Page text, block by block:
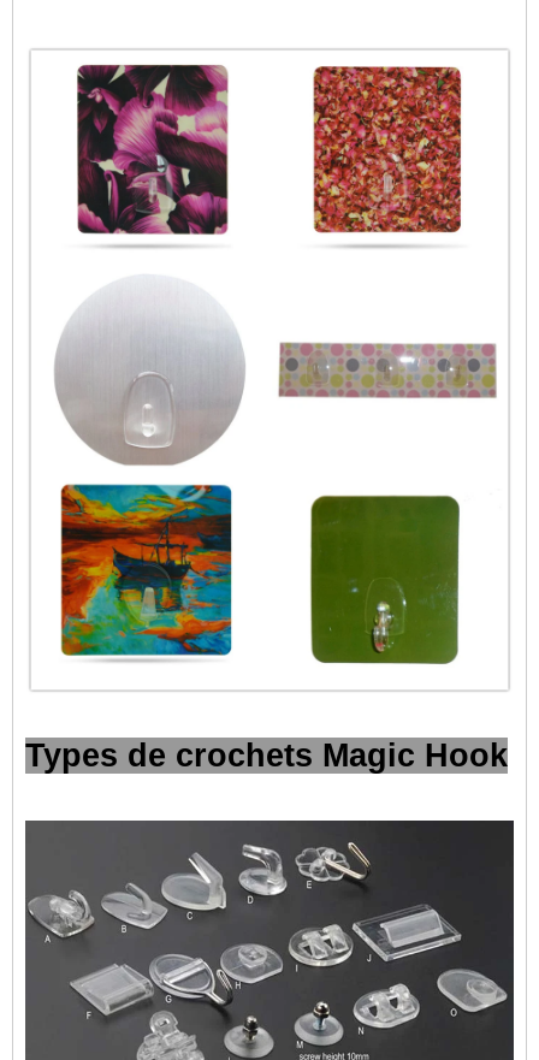
Types de crochets Magic Hook